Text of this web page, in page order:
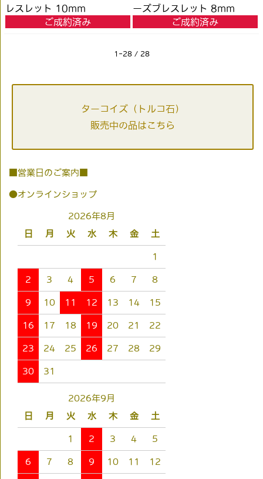
レスレット 10mm
#CHB041ご成約済み
ーズブレスレット 8mm
#CHB040ご成約済み
1-28 / 28
ターコイズ（トルコ石）
販売中の品はこちら
■営業日のご案内■
●オンラインショップ
2026年8月
日
月 火 水 木 金 土
1
2 3 4 5 6 7 8
9 10 11 12 13 14 15
16 17 18 19 20 21 22
23 24 25 26 27 28 29
30 31
2026年9月
日
月 火 水 木 金 土
1 2 3 4 5
6 7 8 9 10 11 12